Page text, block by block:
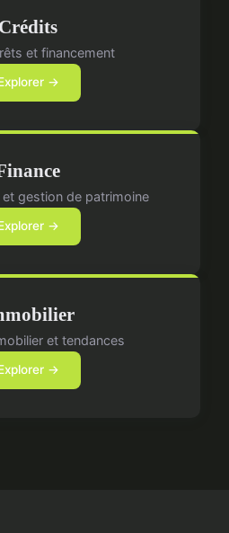
Crédits
et financement
→
gestion de patrimoine
→
et tendances
→